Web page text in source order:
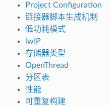
Project Configuration
链接器脚本生成机制
低功耗模式
lwIP
存储器类型
OpenThread
分区表
性能
可重复构建